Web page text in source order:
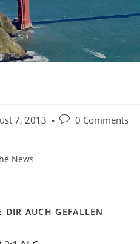
7, 2013
Beitrags-
0 Comments
News
DIR AUCH GEFALLEN